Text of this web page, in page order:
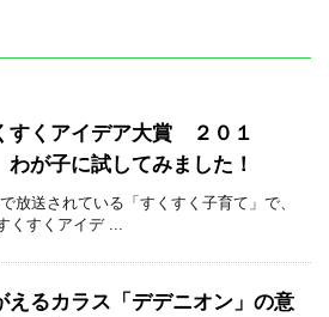
すくアイデア大賞 ２０１
が子に試してみました！
放送されている「すくすく子育て」で、
くすくアイデ ...
えるカラス「デデニオン」の意